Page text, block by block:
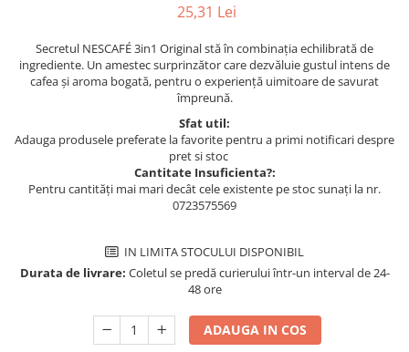
25,31 Lei
Secretul NESCAFÉ 3in1 Original stă în combinația echilibrată de
ingrediente. Un amestec surprinzător care dezvăluie gustul intens de
cafea și aroma bogată, pentru o experiență uimitoare de savurat
împreună.
Sfat util:
Adauga produsele preferate la favorite pentru a primi notificari despre
pret si stoc
Cantitate Insuficienta?:
Pentru cantități mai mari decât cele existente pe stoc sunați la nr.
0723575569
IN LIMITA STOCULUI DISPONIBIL
Durata de livrare: Coletul se predă curierului într-un interval de 24-
48 ore
ADAUGA IN COS